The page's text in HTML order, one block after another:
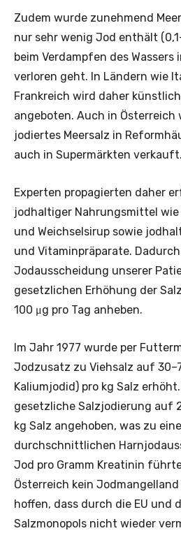
Zudem wurde zunehmend
nur sehr wenig Jod enthält
beim Verdampfen des
verloren geht. In Ländern wie
Frankreich wird daher
angeboten. Auch in
jodiertes Meersalz in
auch in Supermärkten verkauft.
Experten propagierten daher
jodhaltiger Nahrungsmittel wie
und Weichselsirup sowie
und Vitaminpräparate.
Jodausscheidung unserer
gesetzlichen Erhöhung der
100 μg pro Tag anheben.
Im Jahr 1977 wurde per
Jodzusatz zu Viehsalz auf
Kaliumjodid) pro kg Salz
gesetzliche Salzjodierung auf
kg Salz angehoben, was zu
durchschnittlichen
Jod pro Gramm Kreatinin
Österreich kein
hoffen, dass durch die EU und
Salzmonopols nicht wieder